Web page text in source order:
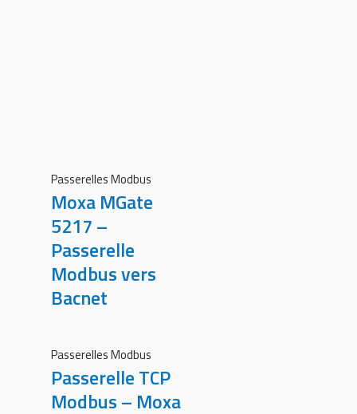
Passerelles Modbus
Moxa MGate
5217 –
Passerelle
Modbus vers
Bacnet
Passerelles Modbus
Passerelle TCP
Modbus – Moxa